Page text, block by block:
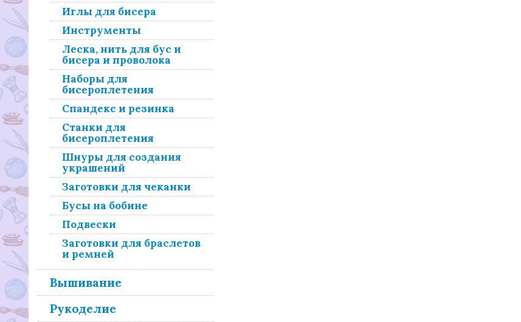
Иглы для бисера
Инструменты
Леска, нить для бус и
бисера и проволока
Наборы для
бисероплетения
Спандекс и резинка
Станки для
бисероплетения
Шнуры для создания
украшений
Заготовки для чеканки
Бусы на бобине
Подвески
Заготовки для браслетов
и ремней
Вышивание
Рукоделие